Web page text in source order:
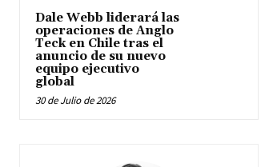
Dale Webb liderará las
operaciones de Anglo
Teck en Chile tras el
anuncio de su nuevo
equipo ejecutivo
global
30 de Julio de 2026